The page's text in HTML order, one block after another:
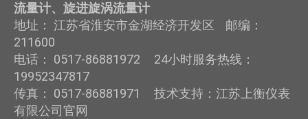
流量计、旋进旋涡流量计
地址： 江苏省淮安市金湖经济开发区 邮编：
211600
电话： 0517-86881972 24小时服务热线：
19952347817
传真： 0517-86881971 技术支持：江苏上衡仪表
有限公司官网